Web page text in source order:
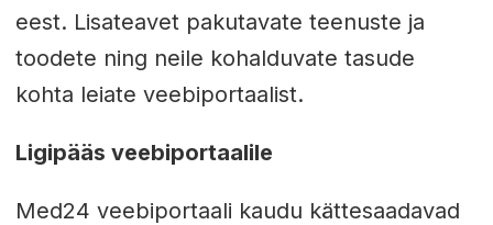
eest. Lisateavet pakutavate teenuste ja
toodete ning neile kohalduvate tasude
kohta leiate veebiportaalist.
Ligipääs veebiportaalile
Med24 veebiportaali kaudu kättesaadavad